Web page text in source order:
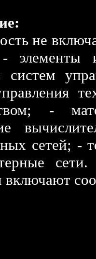
не
- элементы
-
сетей; -
сети.
включают